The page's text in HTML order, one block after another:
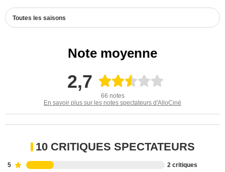
Toutes les saisons
Note moyenne
2,7
66 notes
En savoir plus sur les notes spectateurs d'AlloCiné
10 CRITIQUES SPECTATEURS
5 2 critiques